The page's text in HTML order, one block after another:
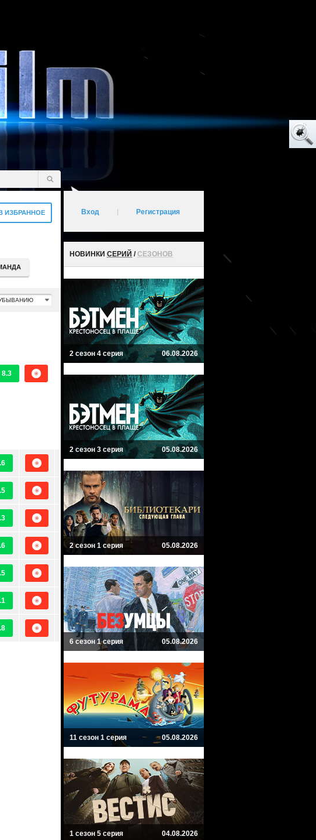
ИЗБРАННОЕ
8.3
Вход Регистрация
НОВИНКИ СЕРИЙ /СЕЗОНОВ
2 сезон 4 серия 06.08.2026
2 сезон 3 серия 05.08.2026
2 сезон 1 серия 05.08.2026
6 сезон 1 серия 05.08.2026
11 сезон 1 серия 05.08.2026
1 сезон 5 серия 04.08.2026